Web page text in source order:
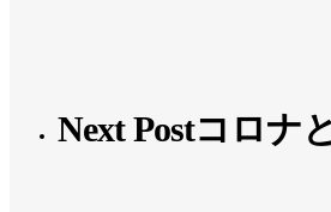
Next Postコロナ